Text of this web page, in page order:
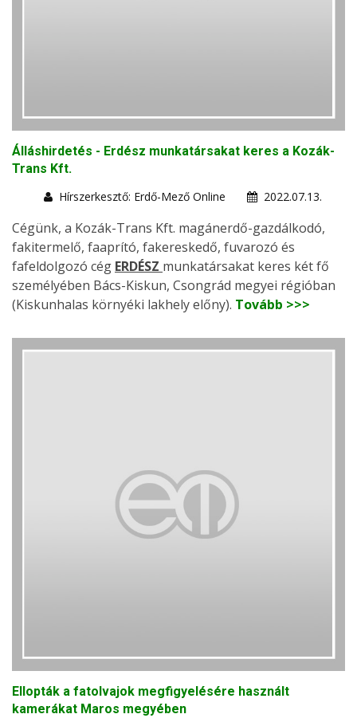
Álláshirdetés - Erdész munkatársakat keres a Kozák-
Trans Kft.
Hírszerkesztő: Erdő-Mező Online
2022.07.13.
Cégünk, a Kozák-Trans Kft. magánerdő-gazdálkodó,
fakitermelő, faaprító, fakereskedő, fuvarozó és
fafeldolgozó cég ERDÉSZ munkatársakat keres két fő
személyében Bács-Kiskun, Csongrád megyei régióban
(Kiskunhalas környéki lakhely előny). Tovább >>>
Ellopták a fatolvajok megfigyelésére használt
kamerákat Maros megyében